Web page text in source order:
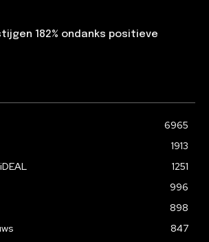
182% ondanks positieve
6965
1913
1251
996
898
847